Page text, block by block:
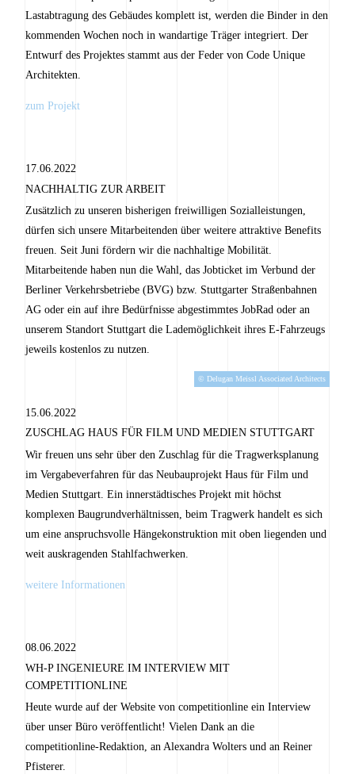
Lastabtragung des Gebäudes komplett ist, werden die Binder in den
kommenden Wochen noch in wandartige Träger integriert. Der
Entwurf des Projektes stammt aus der Feder von Code Unique
Architekten.
zum Projekt
17.06.2022
NACHHALTIG ZUR ARBEIT
Zusätzlich zu unseren bisherigen freiwilligen Sozialleistungen,
dürfen sich unsere Mitarbeitenden über weitere attraktive Benefits
freuen. Seit Juni fördern wir die nachhaltige Mobilität.
Mitarbeitende haben nun die Wahl, das Jobticket im Verbund der
Berliner Verkehrsbetriebe (BVG) bzw. Stuttgarter Straßenbahnen
AG oder ein auf ihre Bedürfnisse abgestimmtes JobRad oder an
unserem Standort Stuttgart die Lademöglichkeit ihres E-Fahrzeugs
jeweils kostenlos zu nutzen.
© Delugan Meissl Associated Architects
15.06.2022
ZUSCHLAG HAUS FÜR FILM UND MEDIEN STUTTGART
Wir freuen uns sehr über den Zuschlag für die Tragwerksplanung
im Vergabeverfahren für das Neubauprojekt Haus für Film und
Medien Stuttgart. Ein innerstädtisches Projekt mit höchst
komplexen Baugrundverhältnissen, beim Tragwerk handelt es sich
um eine anspruchsvolle Hängekonstruktion mit oben liegenden und
weit auskragenden Stahlfachwerken.
weitere Informationen
08.06.2022
WH-P INGENIEURE IM INTERVIEW MIT
COMPETITIONLINE
Heute wurde auf der Website von competitionline ein Interview
über unser Büro veröffentlicht! Vielen Dank an die
competitionline-Redaktion, an Alexandra Wolters und an Reiner
Pfisterer.